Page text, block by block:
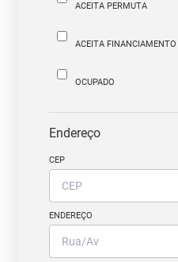
ACEITA PERMUTA
ACEITA FINANCIAMENTO
OCUPADO
Endereço
CEP
ENDEREÇO